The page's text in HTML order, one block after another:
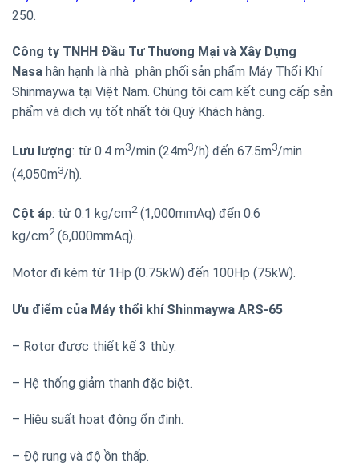
250.
Công ty TNHH Đầu Tư Thương Mại và Xây Dựng
Nasa hân hạnh là nhà phân phối sản phẩm Máy Thổi Khí
Shinmaywa tại Việt Nam. Chúng tôi cam kết cung cấp sản
phẩm và dịch vụ tốt nhất tới Quý Khách hàng.
Lưu lượng: từ 0.4 m3/min (24m3/h) đến 67.5m3/min
(4,050m3/h).
Cột áp: từ 0.1 kg/cm2(1,000mmAq) đến 0.6
kg/cm2(6,000mmAq).
Motor đi kèm từ 1Hp (0.75kW) đến 100Hp (75kW).
Ưu điểm của Máy thổi khí Shinmaywa ARS-65
– Rotor được thiết kế 3 thùy.
– Hệ thống giảm thanh đặc biệt.
– Hiệu suất hoạt động ổn định.
– Độ rung và độ ồn thấp.